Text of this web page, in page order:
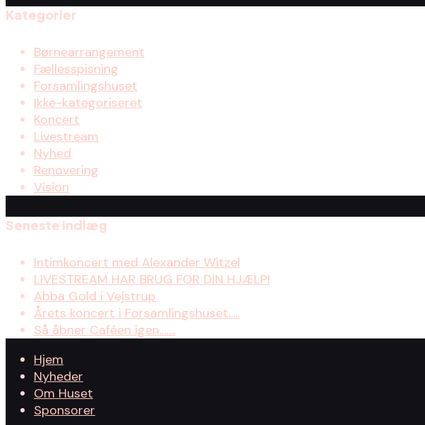
Kategorier
Børnearrangement
Fællesspisning
Forsamlingshuset
Ikke-kategoriseret
Koncert
Livestream
Nyhed
Renovering
Vision
Seneste indlæg
Intimkoncert med Alexander Witzel
LIVESTREAM HAR BRUG FOR DIN HJÆLP!
Abba Gold i Vejstrup
Årets koncert i Forsamlingshuset…..
Så åbner Caféen igen…….
Hjem
Nyheder
Om Huset
Sponsorer